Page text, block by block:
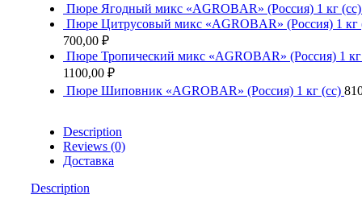
Пюре Ягодный микс «AGROBAR» (Россия) 1 кг
Пюре Цитрусовый микс «AGROBAR» (Россия) 1 кг
700,00 ₽
Пюре Тропический микс «AGROBAR» (Россия) 1 кг
1100,00 ₽
Пюре Шиповник «AGROBAR» (Россия) 1 кг (сс)
Description
Reviews (0)
Доставка
Description